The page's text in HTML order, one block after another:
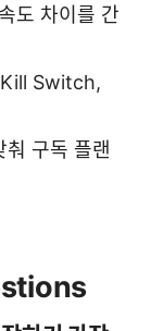
도 차이를 간
Kill Switch,
춰 구독 플랜